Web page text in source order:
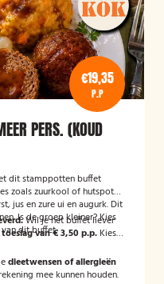
€19,35
P.P
PERS. (KOUD
dit stamppotten buffet
zoals zuurkool of hutspot
jus en zure ui en augurk. Dit
Is de groep kleiner? Kies
dit buffet.
Wil je het buffet liever
toeslag van € 3,50 p.p. Kies
dieetwensen of allergieën
mee kunnen houden.